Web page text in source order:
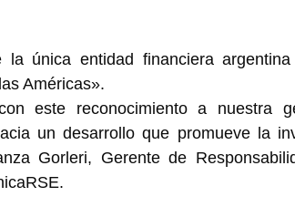
la única entidad financiera
Américas».
este reconocimiento a nuestra
un desarrollo que promueve la
Gorleri, Gerente de